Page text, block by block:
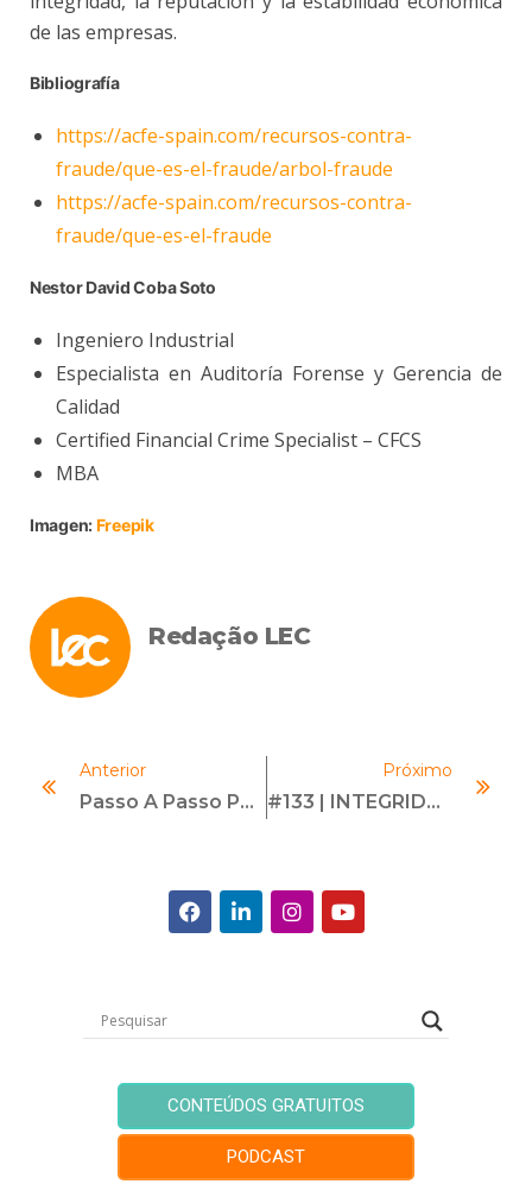
de las empresas.
Bibliografía
https://acfe-spain.com/recursos-contra-
fraude/que-es-el-fraude/arbol-fraude
https://acfe-spain.com/recursos-contra-
fraude/que-es-el-fraude
Nestor David Coba Soto
Ingeniero Industrial
Especialista en Auditoría Forense y Gerencia de
Calidad
Certified Financial Crime Specialist – CFCS
MBA
Imagen:Freepik
Redação LEC
Anterior
Passo A Passo Para Estruturar Um Programa De Compliance De Sucesso
Próximo
#133 | INTEGRIDADE EMPRESARIAL | Com Felipe Mello
CONTEÚDOS GRATUITOS
PODCAST